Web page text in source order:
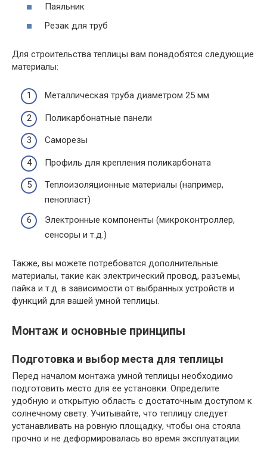
Паяльник
Резак для труб
Для строительства теплицы вам понадобятся следующие
материалы:
Металлическая труба диаметром 25 мм
Поликарбонатные панели
Саморезы
Профиль для крепления поликарбоната
Теплоизоляционные материалы (например,
пенопласт)
Электронные компоненты (микроконтроллер,
сенсоры и т.д.)
Также, вы можете потребоватся дополнительные
материалы, такие как электрический провод, разъемы,
пайка и т.д. в зависимости от выбранных устройств и
функций для вашей умной теплицы.
Монтаж и основные принципы
Подготовка и выбор места для теплицы
Перед началом монтажа умной теплицы необходимо
подготовить место для ее установки. Определите
удобную и открытую область с достаточным доступом к
солнечному свету. Учитывайте, что теплицу следует
устанавливать на ровную площадку, чтобы она стояла
прочно и не деформировалась во время эксплуатации.